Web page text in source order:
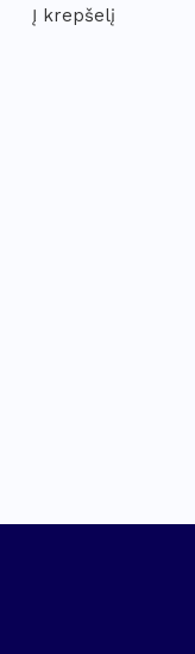
Į krepšelį